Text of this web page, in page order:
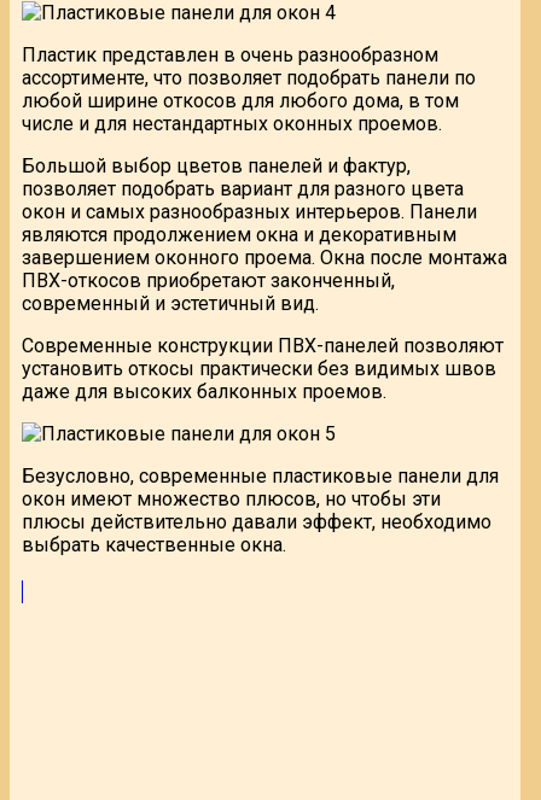
Пластик представлен в очень разнообразном
ассортименте, что позволяет подобрать панели по
любой ширине откосов для любого дома, в том
числе и для нестандартных оконных проемов.
Большой выбор цветов панелей и фактур,
позволяет подобрать вариант для разного цвета
окон и самых разнообразных интерьеров. Панели
являются продолжением окна и декоративным
завершением оконного проема. Окна после монтажа
ПВХ-откосов приобретают законченный,
современный и эстетичный вид.
Современные конструкции ПВХ-панелей позволяют
установить откосы практически без видимых швов
даже для высоких балконных проемов.
Безусловно, современные пластиковые панели для
окон имеют множество плюсов, но чтобы эти
плюсы действительно давали эффект, необходимо
выбрать качественные окна.